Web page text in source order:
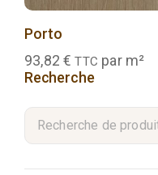
Porto
93,82€ TTC par m²
Recherche